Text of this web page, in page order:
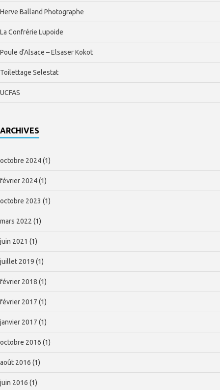
Herve Balland Photographe
La Confrérie Lupoide
Poule d'Alsace – Elsaser Kokot
Toilettage Selestat
UCFAS
ARCHIVES
octobre 2024(1)
février 2024(1)
octobre 2023 (1)
mars 2022 (1)
juin 2021 (1)
juillet 2019 (1)
février 2018 (1)
février 2017 (1)
janvier 2017 (1)
octobre 2016 (1)
août 2016 (1)
juin 2016 (1)